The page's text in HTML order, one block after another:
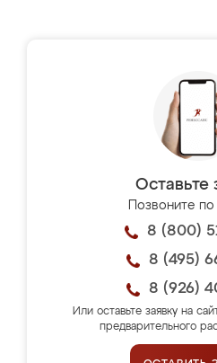
Оставьте
Позвоните
8 (800)
8 (495)
8 (926)
Или оставьте заявку на
предварительного